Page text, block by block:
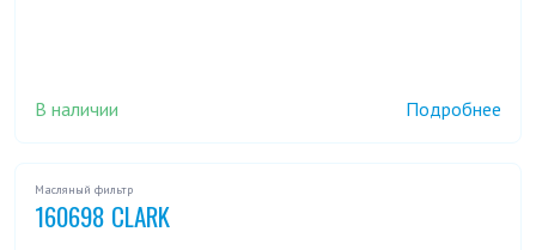
В наличии Подробнее
Масляный фильтр
160698 CLARK